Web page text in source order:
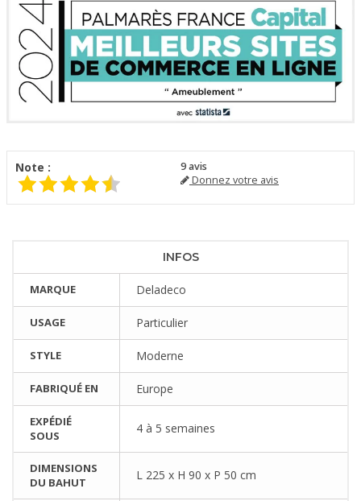
Note : 9avis
Donnez votre avis
INFOS
MARQUE Deladeco
USAGE Particulier
STYLE Moderne
FABRIQUÉ EN Europe
EXPÉDIÉ
SOUS
4 à 5 semaines
DIMENSIONS
DU BAHUT
L 225 x H 90 x P 50 cm